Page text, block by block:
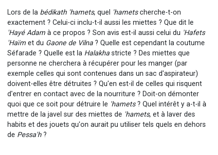
Lors de la bédikath 'hamets, quel 'hametscherche-t-on
exactement ? Celui-ci inclu-t-il aussi les miettes ? Que dit le
'Hayé Adam à ce propos ? Son avis est-il aussi celui du 'Hafets
'Haïm et du Gaone de Vilna? Quelle est cependant la coutume
Séfarade ? Quelle est la Halakhastricte ? Des miettes que
personne ne cherchera à récupérer pour les manger (par
exemple celles qui sont contenues dans un sac d'aspirateur)
doivent-elles être détruites ? Qu'en est-il de celles qui risquent
d'entrer en contact avec de la nourriture ? Doit-on démonter
quoi que ce soit pour détruire le 'hamets? Quel intérêt y a-t-il à
mettre de la javel sur des miettes de 'hamets, et à laver des
habits et des jouets qu'on aurait pu utiliser tels quels en dehors
de Pessa'h?